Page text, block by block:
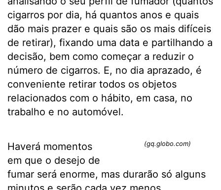
cigarros por dia, há quantos anos e quais
dão mais prazer e quais são os mais difíceis
de retirar), fixando uma data e partilhando a
decisão, bem como começar a reduzir o
número de cigarros. E, no dia aprazado, é
conveniente retirar todos os objetos
relacionados com o hábito, em casa, no
trabalho e no automóvel.
(gq.globo.com)
Haverá momentos
em que o desejo de
fumar será enorme, mas durarão só alguns